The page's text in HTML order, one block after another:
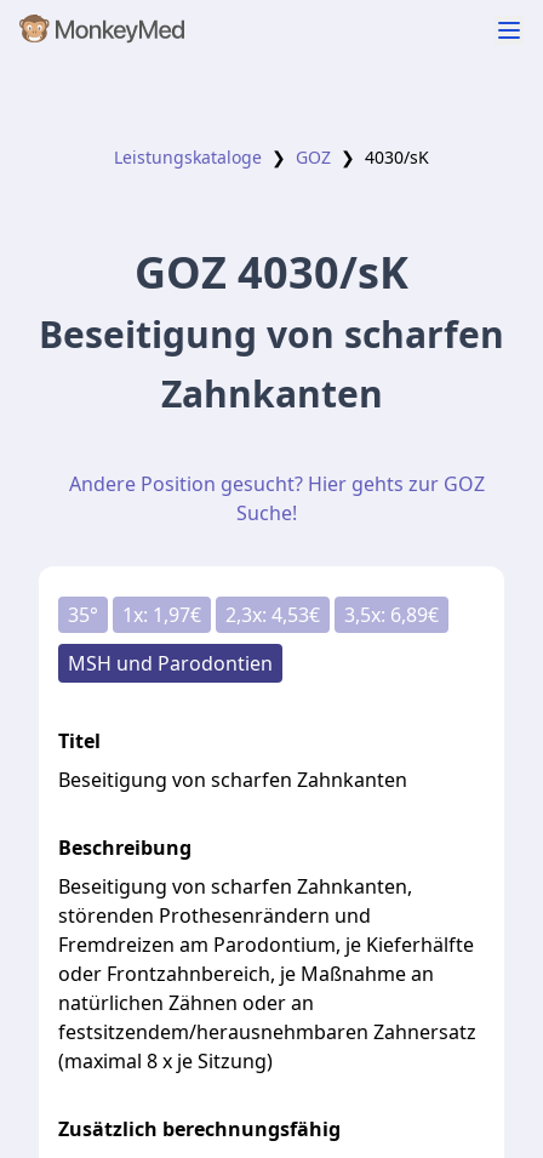
Leistungskataloge ❯ GOZ ❯ 4030/sK
GOZ 4030/sK
Beseitigung von scharfen
Zahnkanten
Andere Position gesucht? Hier gehts zur GOZ
Suche!
35° 1x: 1,97€ 2,3x: 4,53€ 3,5x: 6,89€
MSH und Parodontien
Titel
Beseitigung von scharfen Zahnkanten
Beschreibung
Beseitigung von scharfen Zahnkanten,
störenden Prothesenrändern und
Fremdreizen am Parodontium, je Kieferhälfte
oder Frontzahnbereich, je Maßnahmean
natürlichen Zähnen oderan
festsitzendem/herausnehmbaren Zahnersatz
(maximal 8x jeSitzung)
Zusätzlich berechnungsfähig